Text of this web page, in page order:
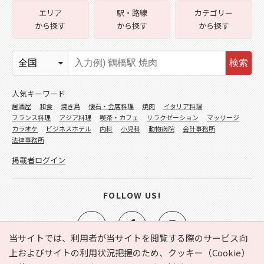
当サイトでは、利用者が当サイトを閲覧する際のサービス向
上およびサイトの利用状況把握のため、クッキー（Cookie）
エリア
から探す
駅・路線
から探す
カテゴリー
から探す
検索
人気キーワード
居酒屋 和食 焼き鳥 懐石・会席料理 焼肉
イタリア料理
フランス料理
アジア料理 喫茶・カフェ リラクゼーション
マッサージ
カラオケ
ビジネスホテル 内科 小児科 動物病院
会計事務所
法律事務所
掲載者ログイン
FOLLOW US!